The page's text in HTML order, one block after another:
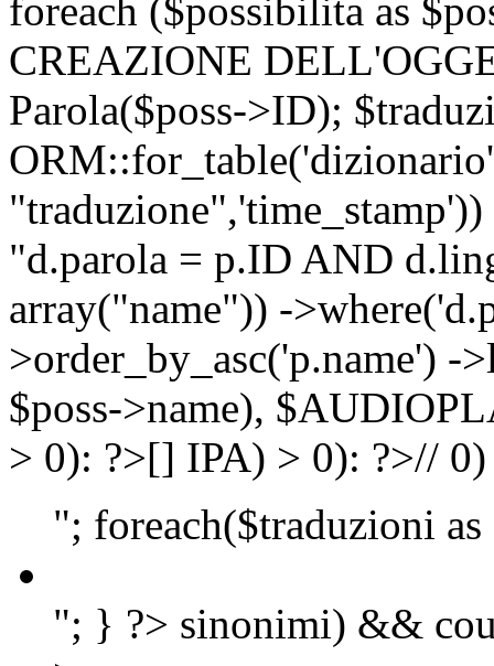
foreach ($possibilita as
CREAZIONE
Parola($poss->ID);
"d.parola = p.ID AND
array("name")) -
>order_by_asc('p.name')
$poss->name),
> 0): ?>[] IPA) > 0): ?>//
"; foreach($traduzioni
"; } ?> sinonimi) &&